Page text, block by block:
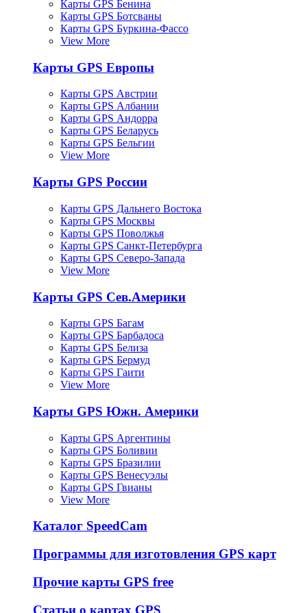
Карты GPS Бенина
Карты GPS Ботсваны
Карты GPS Буркина-Фассо
View More
Карты GPS Европы
Карты GPS Австрии
Карты GPS Албании
Карты GPS Андорра
Карты GPS Беларусь
Карты GPS Бельгии
View More
Карты GPS России
Карты GPS Дальнего Востока
Карты GPS Москвы
Карты GPS Поволжья
Карты GPS Санкт-Петербурга
Карты GPS Северо-Запада
View More
Карты GPS Сев.Америки
Карты GPS Багам
Карты GPS Барбадоса
Карты GPS Белиза
Карты GPS Бермуд
Карты GPS Гаити
View More
Карты GPS Южн. Америки
Карты GPS Аргентины
Карты GPS Боливии
Карты GPS Бразилии
Карты GPS Венесуэлы
Карты GPS Гвианы
View More
Каталог SpeedCam
Программы для изготовления GPS карт
Прочие карты GPS free
Статьи о картах GPS